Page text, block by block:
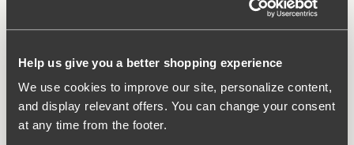
Help us give you a better shopping experience
We use cookies to improve our site, personalize content,
and display relevant offers. You can change your consent
at any time from the footer.
Vita alta e orli molto sgambati.
Rimane perfettamente in posizione.
Cuciture piatte discrete in vita e sugli orli.
Design minimalista.